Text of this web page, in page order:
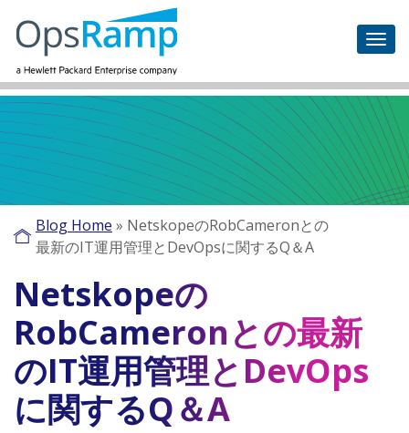
Blog Home » NetskopeのRobCameronとの
最新のIT運用管理とDevOpsに関するQ＆A
Netskopeの
RobCameronとの最新
のIT運用管理とDevOps
に関するQ＆A